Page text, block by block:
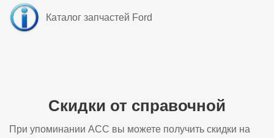
Каталог запчастей Ford
Скидки от справочной
При упоминании АСС вы можете получить скидки на